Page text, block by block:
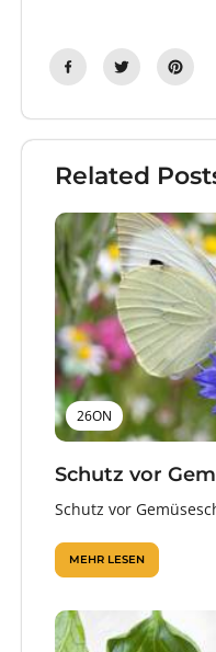
Related
26ON
Schutz vor
Schutz vor
MEHR LESEN